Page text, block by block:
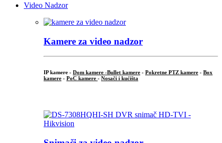
Video Nadzor
Kamere za video nadzor
IP kamere - Dom kamere -Bullet kamere - Pokretne PTZ kamere - Box
kamere - PoC kamere - Nosači i kućišta